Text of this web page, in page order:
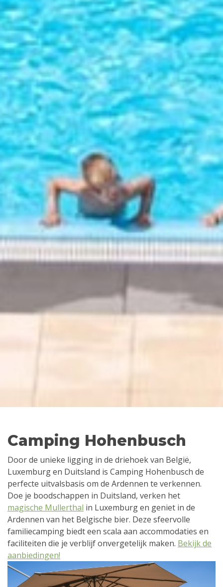
Camping Hohenbusch
Door de unieke ligging in de driehoek van België,
Luxemburg en Duitsland is Camping Hohenbusch de
perfecte uitvalsbasis om de Ardennen te verkennen.
Doe je boodschappen in Duitsland, verken het
magische Mullerthal in Luxemburg en geniet in de
Ardennen van het Belgische bier. Deze sfeervolle
familiecamping biedt een scala aan accommodaties en
faciliteiten die je verblijf onvergetelijk maken. Bekijk de
aanbiedingen!